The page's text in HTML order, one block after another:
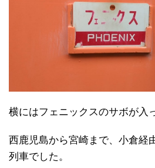
横にはフェニックスのサボが入
西鹿児島から宮崎まで、小倉経
列車でした。